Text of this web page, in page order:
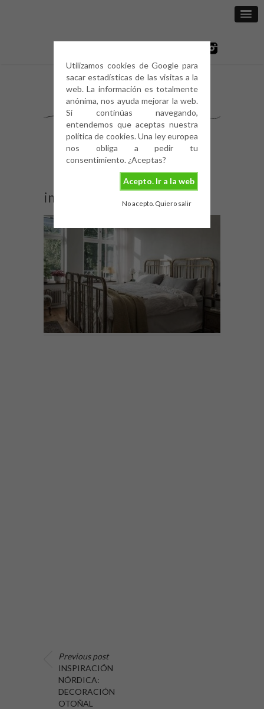
Utilizamos cookies de Google para
sacar estadísticas de las visitas a la
web. La información es totalmente
anónima, nos ayuda mejorar la web.
Si continúas navegando,
entendemos que aceptas nuestra
política de cookies. Una ley europea
nos obliga a pedir tu
consentimiento. ¿Aceptas?
Acepto. Ir a la web
No acepto. Quiero salir
image
Previous post
INSPIRACIÓN
NÓRDICA:
DECORACIÓN
OTOÑAL